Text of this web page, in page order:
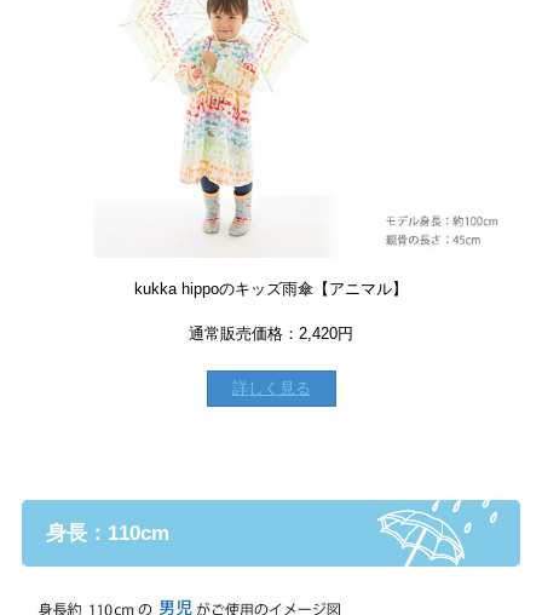
kukka hippoのキッズ雨傘【アニマル】
通常販売価格：2,420円
詳しく見る
身長：110cm